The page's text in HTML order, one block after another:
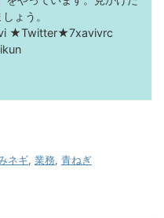
ょう。
★Twitter★7xavivrc
ネギ, 業務, 青ねぎ